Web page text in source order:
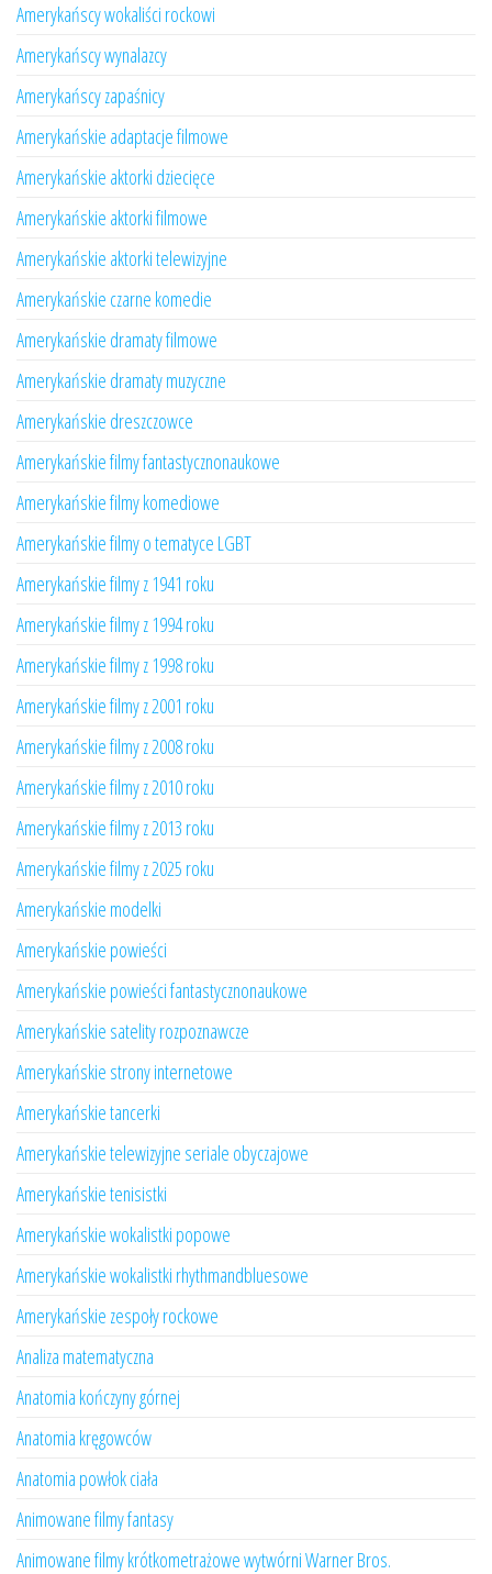
Amerykańscy wokaliści rockowi
Amerykańscy wynalazcy
Amerykańscy zapaśnicy
Amerykańskie adaptacje filmowe
Amerykańskie aktorki dziecięce
Amerykańskie aktorki filmowe
Amerykańskie aktorki telewizyjne
Amerykańskie czarne komedie
Amerykańskie dramaty filmowe
Amerykańskie dramaty muzyczne
Amerykańskie dreszczowce
Amerykańskie filmy fantastycznonaukowe
Amerykańskie filmy komediowe
Amerykańskie filmy o tematyce LGBT
Amerykańskie filmy z 1941 roku
Amerykańskie filmy z 1994 roku
Amerykańskie filmy z 1998 roku
Amerykańskie filmy z 2001 roku
Amerykańskie filmy z 2008 roku
Amerykańskie filmy z 2010 roku
Amerykańskie filmy z 2013 roku
Amerykańskie filmy z 2025 roku
Amerykańskie modelki
Amerykańskie powieści
Amerykańskie powieści fantastycznonaukowe
Amerykańskie satelity rozpoznawcze
Amerykańskie strony internetowe
Amerykańskie tancerki
Amerykańskie telewizyjne seriale obyczajowe
Amerykańskie tenisistki
Amerykańskie wokalistki popowe
Amerykańskie wokalistki rhythmandbluesowe
Amerykańskie zespoły rockowe
Analiza matematyczna
Anatomia kończyny górnej
Anatomia kręgowców
Anatomia powłok ciała
Animowane filmy fantasy
Animowane filmy krótkometrażowe wytwórni Warner Bros.